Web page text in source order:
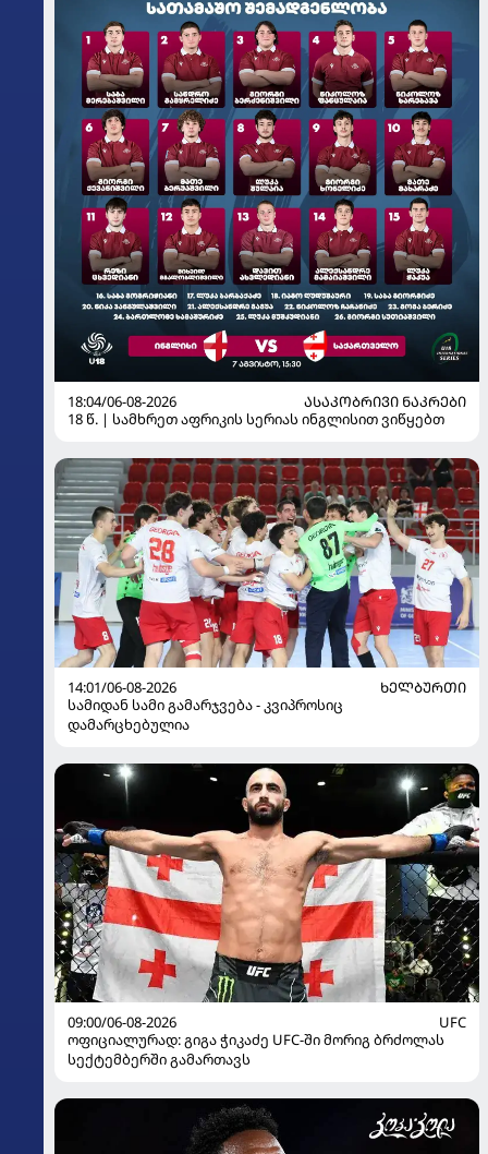
18:04/06-08-2026
ᲐᲡᲐᲙᲝᲑᲠᲘᲕᲘ ᲜᲐᲙᲠᲔᲑᲘ
18 წ. | სამხრეთ აფრიკის სერიას ინგლისით ვიწყებთ
14:01/06-08-2026
ᲮᲔᲚᲑᲣᲠᲗᲘ
სამიდან სამი გამარჯვება - კვიპროსიც
დამარცხებულია
09:00/06-08-2026
UFC
ოფიციალურად: გიგა ჭიკაძე UFC-ში მორიგ ბრძოლას
სექტემბერში გამართავს